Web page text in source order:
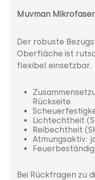
Muvman
Der robuste
Oberfläche ist
flexibel einsetzbar.
Rückseite
Lichtechtheit
Reibechtheit
Atmungsaktiv:
Bei Rückfragen zu